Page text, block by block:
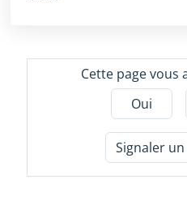
Cette page vous
Oui
Signaler